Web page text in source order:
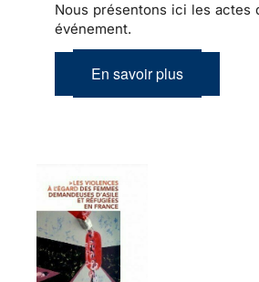
Nous présentons ici les actes
événement.
En savoir plus